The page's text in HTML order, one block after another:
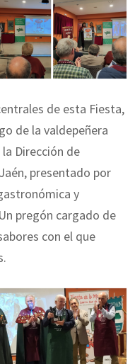
de esta Fiesta,
de la valdepeñera
Dirección de
presentado por
y
pregón cargado de
con el que